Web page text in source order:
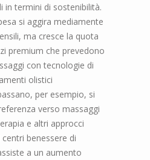
in termini di sostenibilità.
si aggira mediamente
ma cresce la quota
premium che prevedono
con tecnologie di
olistici
per esempio, si
verso massaggi
e altri approcci
benessere di
a un aumento